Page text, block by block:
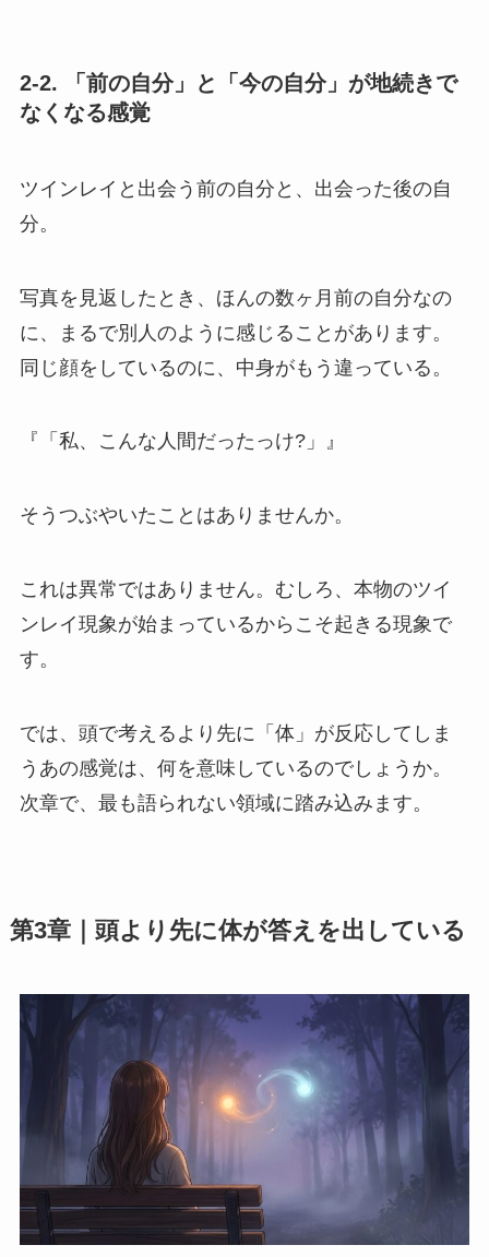
2-2. 「前の自分」と「今の自分」が地続きで
なくなる感覚
ツインレイと出会う前の自分と、出会った後の自
分。
写真を見返したとき、ほんの数ヶ月前の自分なの
に、まるで別人のように感じることがあります。
同じ顔をしているのに、中身がもう違っている。
『「私、こんな人間だったっけ?」』
そうつぶやいたことはありませんか。
これは異常ではありません。むしろ、本物のツイ
ンレイ現象が始まっているからこそ起きる現象で
す。
では、頭で考えるより先に「体」が反応してしま
うあの感覚は、何を意味しているのでしょうか。
次章で、最も語られない領域に踏み込みます。
第3章｜頭より先に体が答えを出している